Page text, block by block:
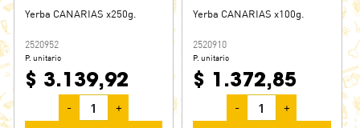
Yerba CANARIAS x250g.
2520952
P. unitario
$ 3.139,92
- +
Yerba CANARIAS x100g.
2520910
P. unitario
$ 1.372,85
- +